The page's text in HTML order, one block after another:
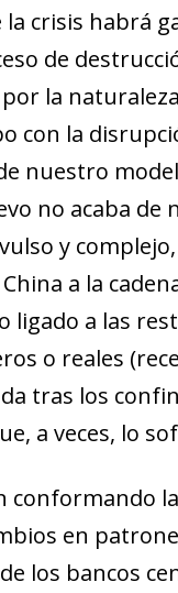
crisis habrá
de
la
con la
nuestro
no acaba
y
a la
ligado a las
o reales
tras los
a veces, lo
conformando
en
los bancos